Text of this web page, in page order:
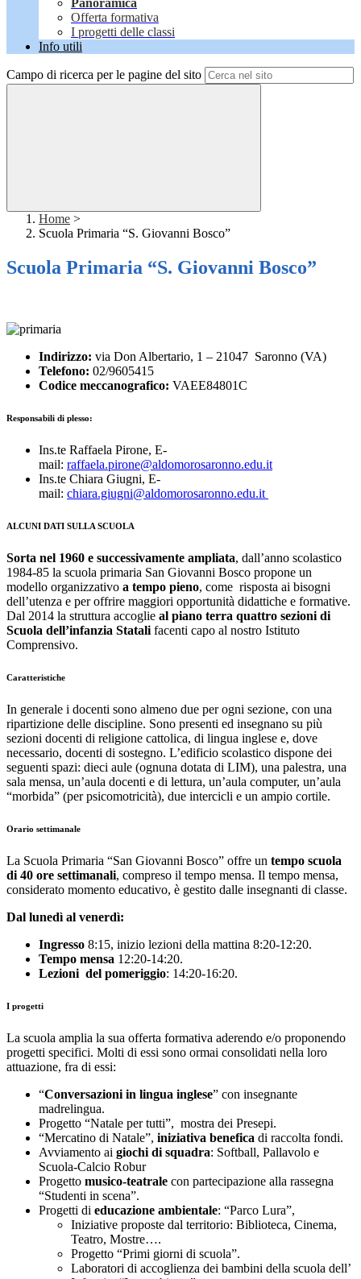
Panoramica
Offerta formativa
I progetti delle classi
Info utili
Campo di ricerca per le pagine del sito
Home >
Scuola Primaria “S. Giovanni Bosco”
Scuola Primaria “S. Giovanni Bosco”
Indirizzo: via Don Albertario, 1 – 21047 Saronno (VA)
Telefono: 02/9605415
Codice meccanografico: VAEE84801C
Responsabili di plesso:
Ins.te Raffaela Pirone, E-
mail: raffaela.pirone@aldomorosaronno.edu.it
Ins.te Chiara Giugni, E-
mail: chiara.giugni@aldomorosaronno.edu.it
ALCUNI DATI SULLA SCUOLA
Sorta nel 1960 e successivamente ampliata, dall’anno scolastico
1984-85 la scuola primaria San Giovanni Bosco propone un
modello organizzativo a tempo pieno, come risposta ai bisogni
dell’utenza e per offrire maggiori opportunità didattiche e formative.
Dal 2014 la struttura accoglie al piano terra quattro sezioni di
Scuola dell’infanzia Statali facenti capo al nostro Istituto
Comprensivo.
Caratteristiche
In generale i docenti sono almeno due per ogni sezione, con una
ripartizione delle discipline. Sono presenti ed insegnano su più
sezioni docenti di religione cattolica, di lingua inglese e, dove
necessario, docenti di sostegno. L’edificio scolastico dispone dei
seguenti spazi: dieci aule (ognuna dotata di LIM), una palestra, una
sala mensa, un’aula docenti e di lettura, un’aula computer, un’aula
“morbida” (per psicomotricità), due intercicli e un ampio cortile.
Orario settimanale
La Scuola Primaria “San Giovanni Bosco” offre un tempo scuola
di 40 ore settimanali, compreso il tempo mensa. Il tempo mensa,
considerato momento educativo, è gestito dalle insegnanti di classe.
Dal lunedì al venerdì:
Ingresso 8:15, inizio lezioni della mattina 8:20-12:20.
Tempo mensa 12:20-14:20.
Lezioni del pomeriggio: 14:20-16:20.
I progetti
La scuola amplia la sua offerta formativa aderendo e/o proponendo
progetti specifici. Molti di essi sono ormai consolidati nella loro
attuazione, fra di essi:
“Conversazioni in lingua inglese” con insegnante
madrelingua.
Progetto “Natale per tutti”, mostra dei Presepi.
“Mercatino di Natale”, iniziativa benefica di raccolta fondi.
Avviamento ai giochi di squadra: Softball, Pallavolo e
Scuola-Calcio Robur
Progetto musico-teatrale con partecipazione alla rassegna
“Studenti in scena”.
Progetti di educazione ambientale: “Parco Lura”,
Iniziative proposte dal territorio: Biblioteca, Cinema,
Teatro, Mostre….
Progetto “Primi giorni di scuola”.
Laboratori di accoglienza dei bambini della scuola dell’